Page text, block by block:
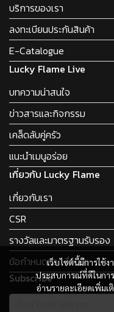
เว็บไซต์นี้มีการใช้
ประสบการณ์ที่ดีในกา
อ่านรายละเอียดเพิ่มเ
บริการของเรา
ลงทะเบียนประกันสินค้า
E-Catalogue
Lucky Flame Live
บทความน่าสนใจ
ข่าวสารและกิจกรรม
เคล็ดลับคู่ครัว
แนะนำเมนูอร่อย
เกี่ยวกับ Lucky Flame
เกี่ยวกับเรา
CSR
รางวัลและมาตรฐานรับรอง
ข้อกำหนดและเงื่อนไข
Subscribe